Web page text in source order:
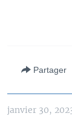
Partager
janvier 30,